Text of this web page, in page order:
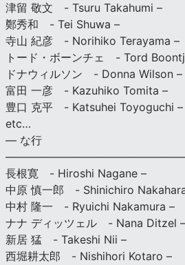
津留 敬文 - Tsuru Takahumi –
鄭秀和 - Tei Shuwa –
寺山 紀彦 - Norihiko Terayama –
トード・ボーンチェ - Tord
ドナウィルソン - Donna Wilson –
富田 一彦 - Kazuhiko Tomita –
豊口 克平 - Katsuhei Toyoguchi –
etc…
— な行
長根寛 - Hiroshi Nagane –
中原 慎一郎 - Shinichiro
中村 隆一 - Ryuichi Nakamura –
ナナ ディッツェル - Nana Ditzel –
新居 猛 - Takeshi Nii –
西堀耕太郎 - Nishihori Kotaro –